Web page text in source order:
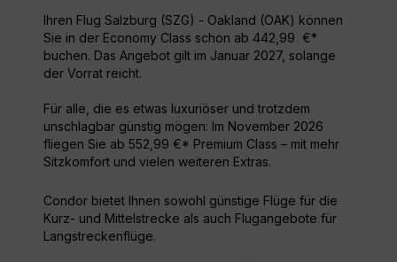
Ihren Flug Salzburg (SZG) - Oakland (OAK) können
Sie in der Economy Class schon ab 442,99 €*
buchen. Das Angebot gilt im Januar 2027, solange
der Vorrat reicht.
Für alle, die es etwas luxuriöser und trotzdem
unschlagbar günstig mögen: Im November 2026
fliegen Sie ab 552,99 €* Premium Class – mit mehr
Sitzkomfort und vielen weiteren Extras.
Condor bietet Ihnen sowohl günstige Flüge für die
Kurz- und Mittelstrecke als auch Flugangebote für
Langstreckenflüge.